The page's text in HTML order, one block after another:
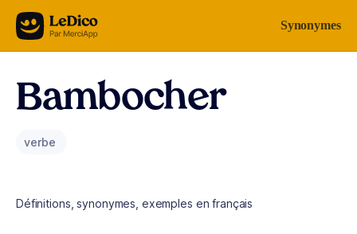
Aller au contenu Synonymes
Bambocher
verbe
Définitions, synonymes, exemples en français